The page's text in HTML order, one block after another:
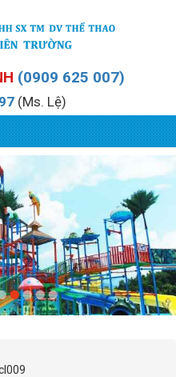
(0909 625 007)
(Ms. Lệ)